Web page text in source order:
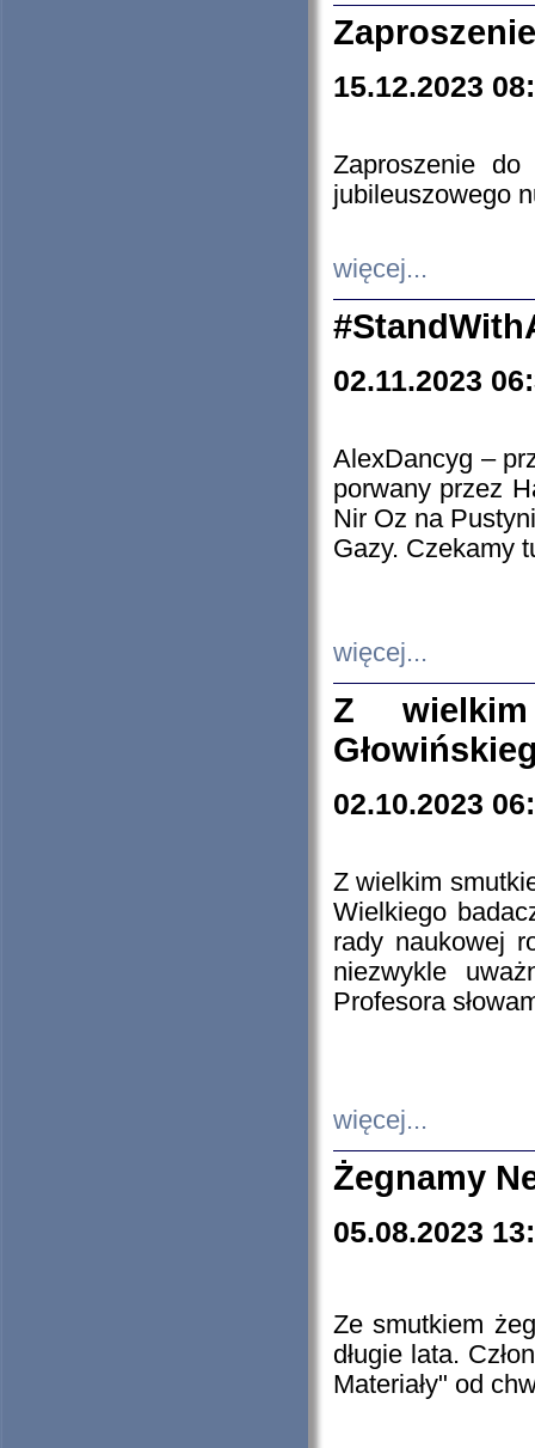
15.12.2023
Zaproszenie do
jubileuszowego
więcej...
02.11.2023
AlexDancyg –
porwany przez
Nir Oz na
Gazy. Czekamy
więcej...
Z
02.10.2023
Z wielkim
Wielkiego
rady naukowej
niezwykle
Profesora
więcej...
Żegnamy
05.08.2023
Ze smutkiem
długie lata.
Materiały" od